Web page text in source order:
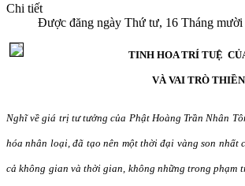
Chi tiết
Được đăng ngày Thứ tư, 16 Tháng mười
TINH HOA TRÍ TUỆ
VÀ VAI TRÒ
Nghĩ về giá trị tư tưởng của Phật Hoàng Trần Nhân
hóa nhân loại, đã tạo nên một thời đại vàng son
cả không gian và thời gian, không những trong phạm